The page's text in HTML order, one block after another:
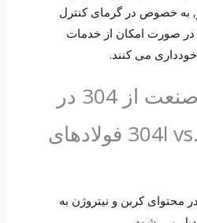
به خصوص در گرمای کنترل
در صورت امکان از خدمات
می کنند.
7. کاربردهای صنعت از 304 در
مقابل. 304l vs. 304n فولادهای
محتوای کربن و نیتروژن به